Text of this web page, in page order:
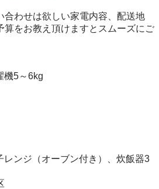
合わせは欲しい家電内容、配送地
算をお教え頂けますとスムーズにご
機5～6kg
ンジ（オーブン付き）、炊飯器3